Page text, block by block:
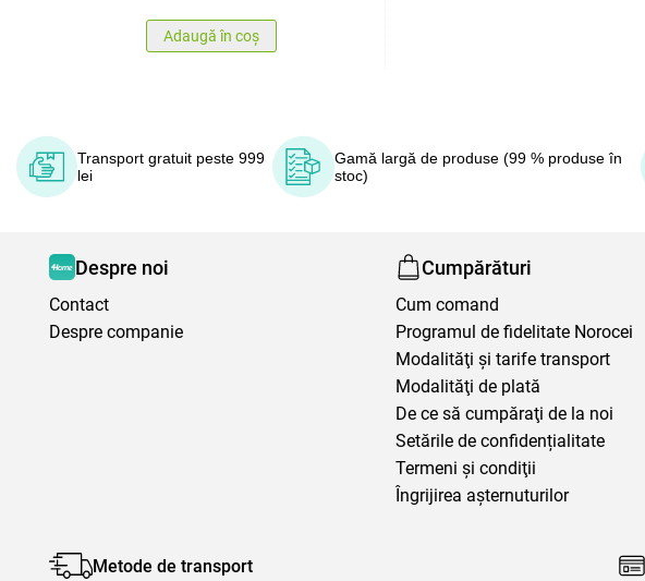
Adaugă în coș
Transport gratuit peste 999
lei
Gamă largă de produse (99 % produse în
stoc)
Despre noi
Contact
Despre companie
Cumpărături
Cum comand
Programul de fidelitate Norocei
Modalităţi şi tarife transport
Modalităţi de plată
De ce să cumpăraţi de la noi
Setările de confidențialitate
Termeni şi condiţii
Îngrijirea așternuturilor
Metode de transport